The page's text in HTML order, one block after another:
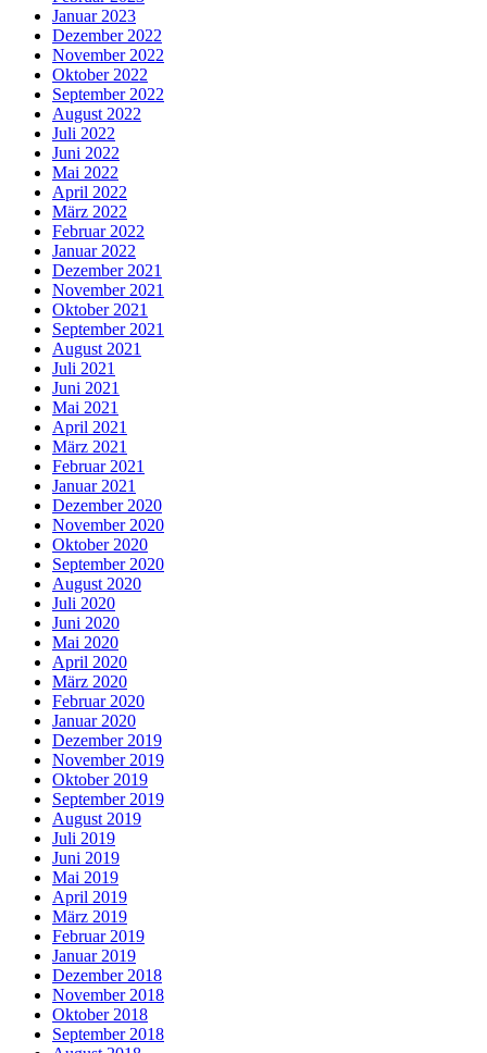
Januar 2023
Dezember 2022
November 2022
Oktober 2022
September 2022
August 2022
Juli 2022
Juni 2022
Mai 2022
April 2022
März 2022
Februar 2022
Januar 2022
Dezember 2021
November 2021
Oktober 2021
September 2021
August 2021
Juli 2021
Juni 2021
Mai 2021
April 2021
März 2021
Februar 2021
Januar 2021
Dezember 2020
November 2020
Oktober 2020
September 2020
August 2020
Juli 2020
Juni 2020
Mai 2020
April 2020
März 2020
Februar 2020
Januar 2020
Dezember 2019
November 2019
Oktober 2019
September 2019
August 2019
Juli 2019
Juni 2019
Mai 2019
April 2019
März 2019
Februar 2019
Januar 2019
Dezember 2018
November 2018
Oktober 2018
September 2018